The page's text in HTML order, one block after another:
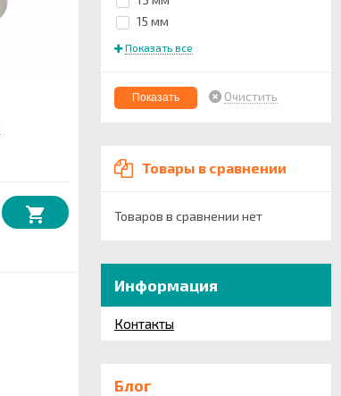
15 мм
Показать все
Очистить
Товары в сравнении
Товаров в сравнении нет
Информация
Контакты
Блог